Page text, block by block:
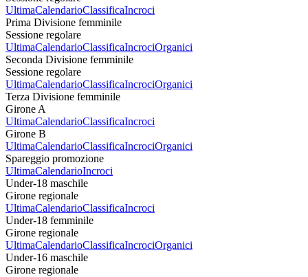
UltimaCalendarioClassificaIncroci
Prima Divisione femminile
Sessione regolare
UltimaCalendarioClassificaIncrociOrganici
Seconda Divisione femminile
Sessione regolare
UltimaCalendarioClassificaIncrociOrganici
Terza Divisione femminile
Girone A
UltimaCalendarioClassificaIncroci
Girone B
UltimaCalendarioClassificaIncrociOrganici
Spareggio promozione
UltimaCalendarioIncroci
Under-18 maschile
Girone regionale
UltimaCalendarioClassificaIncroci
Under-18 femminile
Girone regionale
UltimaCalendarioClassificaIncrociOrganici
Under-16 maschile
Girone regionale